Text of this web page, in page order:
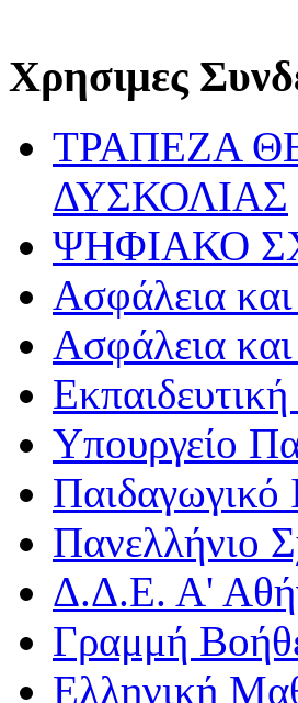
Χρησιμες
ΤΡΑΠΕΖΑ
ΔΥΣΚΟΛΙΑΣ
ΨΗΦΙΑΚΟ
Ασφάλεια
Ασφάλεια
Υπουργείο
Παιδαγωγικό
Πανελλήνιο
Δ.Δ.Ε. Α'
Γραμμή
Ελληνική